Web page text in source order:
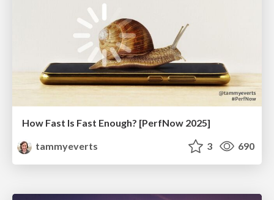
How Fast Is Fast Enough? [PerfNow 2025]
tammyeverts
3 690